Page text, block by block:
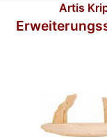
Artis